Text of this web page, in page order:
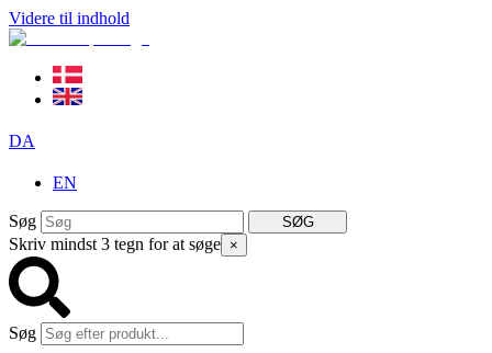
Videre til indhold
DA
EN
Søg SØG
Skriv mindst 3 tegn for at søge ×
Søg